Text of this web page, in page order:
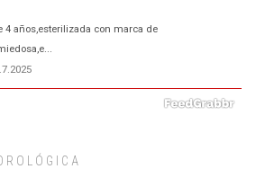
4 años,esterilizada con marca de